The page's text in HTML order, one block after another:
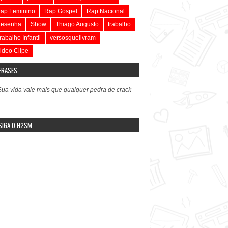
Feminino
Rap Gospel
Rap Nacional
Show Thiago Augusto
trabalho
Infantil
versosquelivram
Clipe
vida vale mais que qualquer pedra de crack
O H2SM